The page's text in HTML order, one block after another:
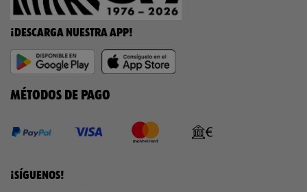
¡DESCARGA NUESTRA APP!
MÉTODOS DE PAGO
¡SÍGUENOS!